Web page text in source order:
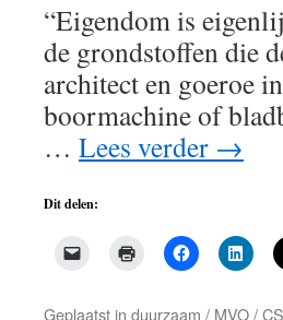
“Eigendom is
de grondstoffen die
architect en goeroe
boormachine of
… Lees verder →
Dit delen:
Geplaatst in duurzaam / MVO /